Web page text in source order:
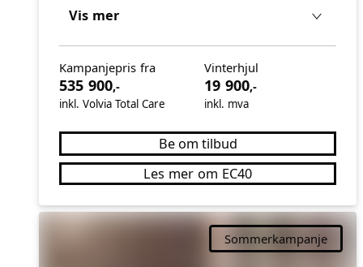
Vis mer
Kampanjepris fra
535 900,-
inkl. Volvia Total Care
Vinterhjul
19 900,-
inkl. mva
Be om tilbud
Les mer om EC40
Sommerkampanje